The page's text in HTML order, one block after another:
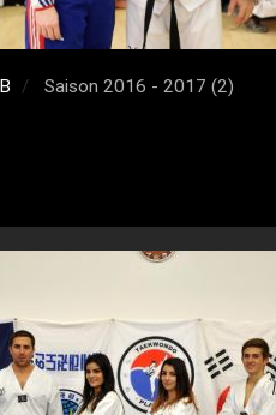
Saison 2016 - 2017 (2)